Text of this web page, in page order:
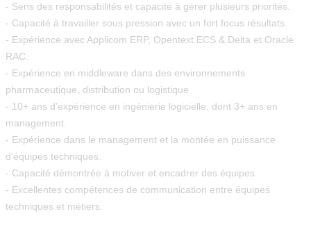
- Sens des responsabilités et capacité à gérer plusieurs priorités.
- Capacité à travailler sous pression avec un fort focus résultats.
- Expérience avec Applicom ERP, Opentext ECS & Delta et Oracle
RAC.
- Expérience en middleware dans des environnements
pharmaceutique, distribution ou logistique
- 10+ ans d’expérience en ingénierie logicielle, dont 3+ ans en
management.
- Expérience dans le management et la montée en puissance
d’équipes techniques.
- Capacité démontrée à motiver et encadrer des équipes.
- Excellentes compétences de communication entre équipes
techniques et métiers.